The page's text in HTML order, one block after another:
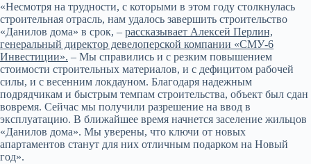
«Несмотря на трудности, с которыми в этом году столкнулась
строительная отрасль, нам удалось завершить строительство
«Данилов дома» в срок, – рассказывает Алексей Перлин,
генеральный директор девелоперской компании «СМУ-6
Инвестиции». – Мы справились и с резким повышением
стоимости строительных материалов, и с дефицитом рабочей
силы, и с весенним локдауном. Благодаря надежным
подрядчикам и быстрым темпам строительства, объект был сдан
вовремя. Сейчас мы получили разрешение на ввод в
эксплуатацию. В ближайшее время начнется заселение жильцов
«Данилов дома». Мы уверены, что ключи от новых
апартаментов станут для них отличным подарком на Новый
год».